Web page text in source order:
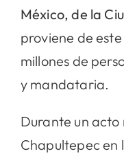
México, de la
proviene de
millones de
y mandataria.
Durante un acto
Chapultepec en